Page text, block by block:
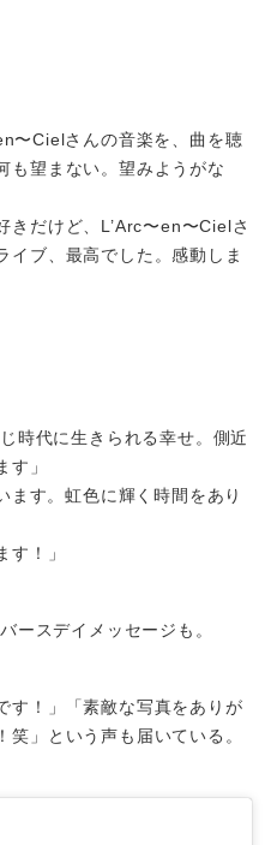
〜Cielさんの音楽を、曲を聴
も望まない。望みようがな
きだけど、L’Arc〜en〜Cielさ
イブ、最高でした。感動しま
時代に生きられる幸せ。側近
す」
ます。虹色に輝く時間をあり
す！」
ースデイメッセージも。
す！」「素敵な写真をありが
笑」という声も届いている。